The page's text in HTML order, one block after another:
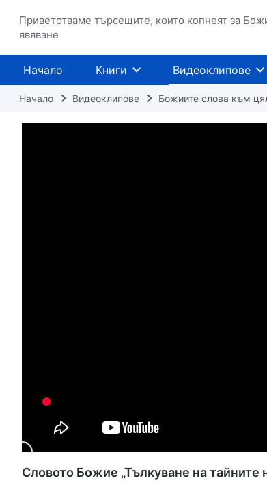
Приветстваме търсещите, които копнеят за
явяване
Начало Книги Видеоклипове
Начало Видеоклипове Божиите слова към
Словото Божие „Тълкуване на тайните